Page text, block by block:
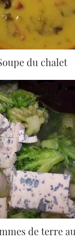
du chalet
de terre